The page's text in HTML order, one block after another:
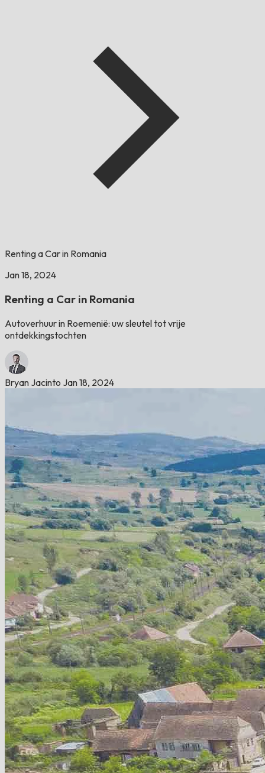
Renting a Car in Romania
Jan 18, 2024
Renting a Car in Romania
Autoverhuur in Roemenië: uw sleutel tot vrije
ontdekkingstochten
Bryan Jacinto Jan 18, 2024